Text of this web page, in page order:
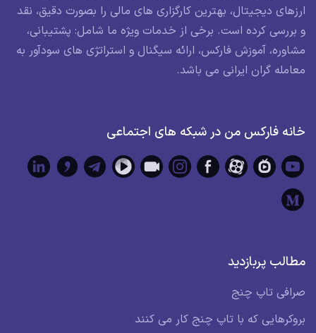
ارزهای دیجیتال، بهترین کارگزاری های مالی را بصورت دقیق، نقد
و بررسی کرده است. برخی از خدمات ویژه ما شامل: پشتیبانی،
مشاوره، آموزش فارکس، ارائه سیگنال و استراتژی های سودآور به
معامله گران ایرانی می باشد.
خانه فارکس من در شبکه های اجتماعی
مطالب پربازدید
صرافی تاپ چنج
بروکرهایی که با تاپ چنج کار می کنند